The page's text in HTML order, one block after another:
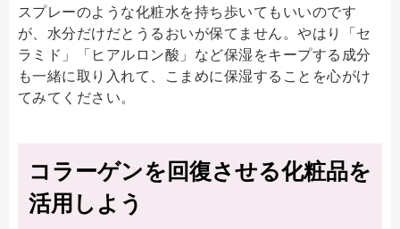
スプレーのような化粧水を持ち歩いてもいいのです
が、水分だけだとうるおいが保てません。やはり「セ
ラミド」「ヒアルロン酸」など保湿をキープする成分
も一緒に取り入れて、こまめに保湿することを心がけ
てみてください。
コラーゲンを回復させる化粧品を
活用しよう